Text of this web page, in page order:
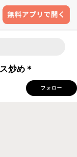
炒め＊
フォロー